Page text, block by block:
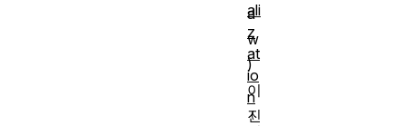
a
w
)
이
진
ali
z
at
io
n